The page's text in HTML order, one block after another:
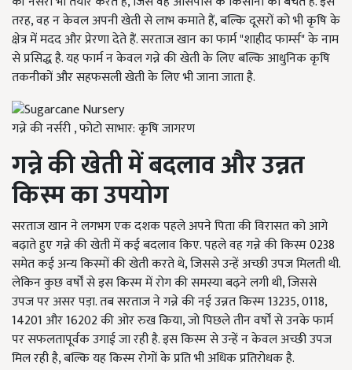
तरह, वह न केवल अपनी खेती से लाभ कमाते हैं, बल्कि दूसरों को भी कृषि के
क्षेत्र में मदद और प्रेरणा देते हैं. सरताज खान का फार्म "शाहीद फार्म्स" के नाम
से प्रसिद्ध है. यह फार्म न केवल गन्ने की खेती के लिए बल्कि आधुनिक कृषि
तकनीकों और सहफसली खेती के लिए भी जाना जाता है.
गन्ने की नर्सरी , फोटो साभार: कृषि जागरण
गन्ने की खेती में बदलाव और उन्नत
किस्म का उपयोग
सरताज खान ने लगभग एक दशक पहले अपने पिता की विरासत को आगे
बढ़ाते हुए गन्ने की खेती में कई बदलाव किए. पहले वह गन्ने की किस्म 0238
समेत कई अन्य किस्मों की खेती करते थे, जिससे उन्हें अच्छी उपज मिलती थी.
लेकिन कुछ वर्षों से इस किस्म में रोग की समस्या बढ़ने लगी थी, जिससे
उपज पर असर पड़ा. तब सरताज ने गन्ने की नई उन्नत किस्म 13235, 0118,
14201 और 16202 की ओर रुख किया, जो पिछले तीन वर्षों से उनके फार्म
पर सफलतापूर्वक उगाई जा रही है. इस किस्म से उन्हें न केवल अच्छी उपज
मिल रही है, बल्कि यह किस्म रोगों के प्रति भी अधिक प्रतिरोधक है.